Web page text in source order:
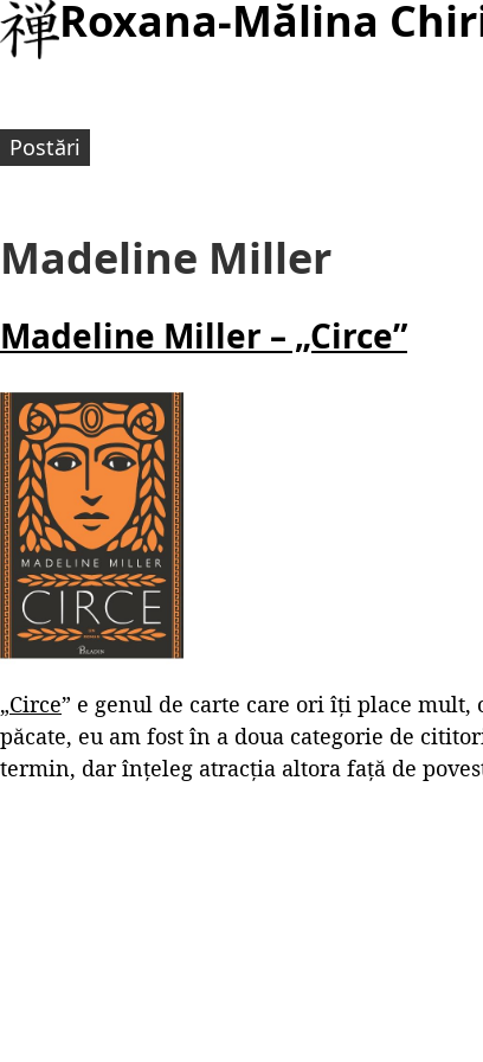
Roxana-Mălina
Postări
Madeline Miller
Madeline Miller – „Circe”
„Circe” e genul de carte care ori îți place
păcate, eu am fost în a doua categorie de
termin, dar înțeleg atracția altora față de